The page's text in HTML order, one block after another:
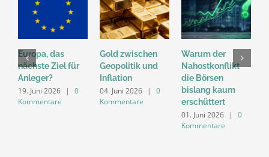
Europa, das
nächste Ziel für
Anleger?
19. Juni 2026 |
0
Kommentare
Gold zwischen
Geopolitik und
Inflation
04. Juni 2026 |
0
Kommentare
Warum der
Nahostkonflikt
die Börsen
bislang kaum
erschüttert
01. Juni 2026 |
0
Kommentare